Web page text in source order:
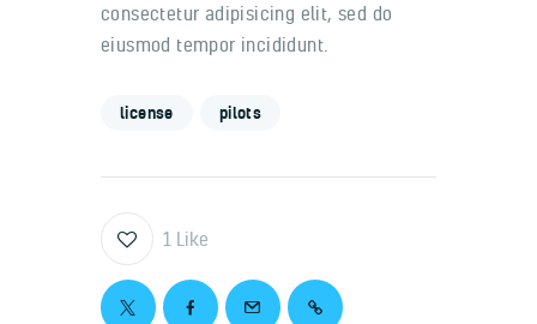
consectetur adipisicing elit, sed do
eiusmod tempor incididunt.
license pilots
1 Like